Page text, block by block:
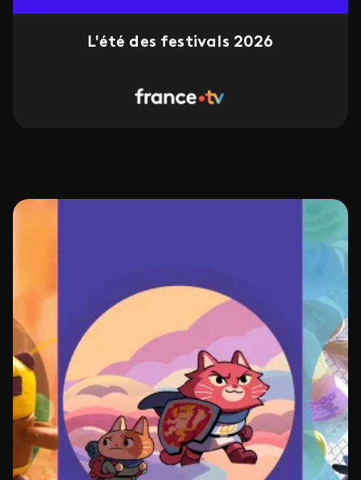
L'été des festivals 2026